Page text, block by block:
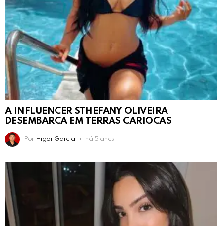
A INFLUENCER STHEFANY OLIVEIRA
DESEMBARCA EM TERRAS CARIOCAS
Por Higor Garcia há 5 anos